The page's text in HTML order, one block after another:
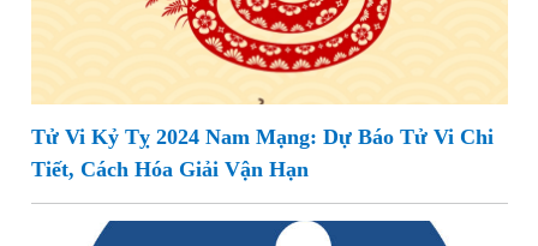
Tử Vi Kỷ Tỵ 2024 Nam Mạng: Dự Báo Tử Vi Chi
Tiết, Cách Hóa Giải Vận Hạn